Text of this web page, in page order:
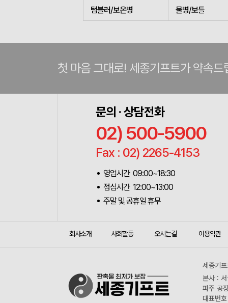
텀블러/보온병 물병/보틀
첫 마음 그대로! 세종기프트가 약속드
문의 · 상담전화
02) 500-5900
Fax : 02) 2265-4153
영업시간 09:00~18:30
점심시간 12:00~13:00
주말 및 공휴일 휴무
회사소개 사회활동 오시는길 이용약관
세종기
본사 :
파주 공
대표번